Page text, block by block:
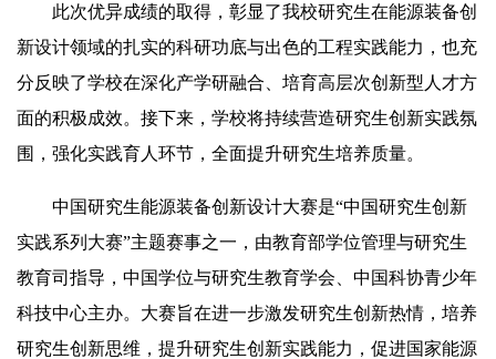
此次优异成绩的取得，彰显了我校研究生在能源装备创
新设计领域的扎实的科研功底与出色的工程实践能力，也充
分反映了学校在深化产学研融合、培育高层次创新型人才方
面的积极成效。接下来，学校将持续营造研究生创新实践氛
围，强化实践育人环节，全面提升研究生培养质量。
中国研究生能源装备创新设计大赛是“中国研究生创新
实践系列大赛”主题赛事之一，由教育部学位管理与研究生
教育司指导，中国学位与研究生教育学会、中国科协青少年
科技中心主办。大赛旨在进一步激发研究生创新热情，培养
研究生创新思维，提升研究生创新实践能力，促进国家能源